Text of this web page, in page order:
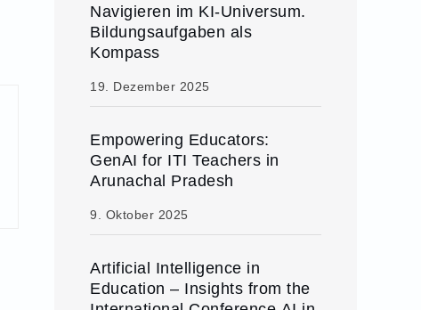
Navigieren im KI-Universum.
Bildungsaufgaben als
Kompass
19. Dezember 2025
Empowering Educators:
GenAI for ITI Teachers in
Arunachal Pradesh
9. Oktober 2025
Artificial Intelligence in
Education – Insights from the